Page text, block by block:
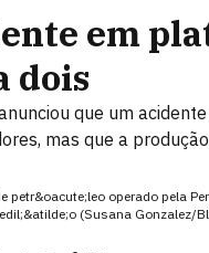
em
dois
que um
mas que a
petr&oacute;leo operado pela
(Susana Gonzalez/